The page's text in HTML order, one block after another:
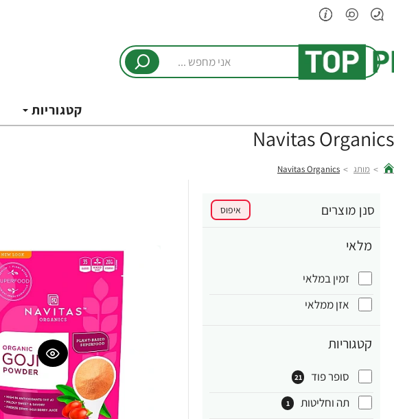
מחפש
קטגוריות
Navitas Organics
מותג Navitas Organics
סנן מוצרים איפוס
מלאי
זמין במלאי
אזן ממלאי
קטגוריות
סופר פוד 21
תה וחליטות 1